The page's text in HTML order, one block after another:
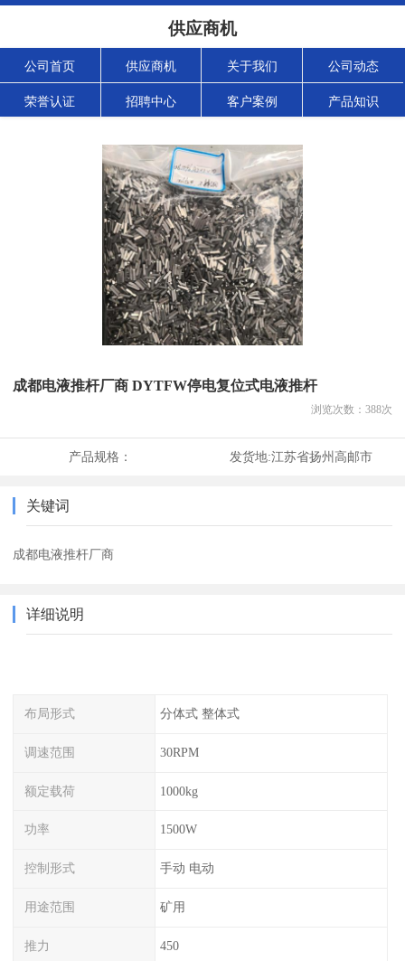
供应商机
公司首页 供应商机 关于我们 公司动态
荣誉认证 招聘中心 客户案例 产品知识
成都电液推杆厂商 DYTFW停电复位式电液推杆
浏览次数： 388次
产品规格： 发货地:江苏省扬州高邮市
关键词
成都电液推杆厂商
详细说明
布局形式 分体式 整体式
调速范围 30RPM
额定载荷 1000kg
功率 1500W
控制形式 手动 电动
用途范围 矿用
推力 450